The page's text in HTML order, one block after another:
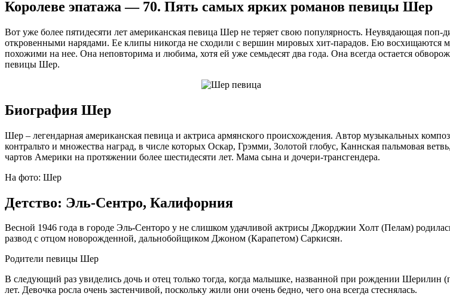
Королеве эпатажа — 70. Пять самых ярких романов певицы Шер
Вот уже более пятидесяти лет американская певица Шер не теряет свою популярность. Неувядающая
откровенными нарядами. Ее клипы никогда не сходили с вершин мировых хит-парадов. Ею восхищаются
похожими на нее. Она неповторима и любима, хотя ей уже семьдесят два года. Она всегда остается
певицы Шер.
Биография Шер
Шер – легендарная американская певица и актриса армянского происхождения. Автор музыкальных
контральто и множества наград, в числе которых Оскар, Грэмми, Золотой глобус, Каннская пальмовая
чартов Америки на протяжении более шестидесяти лет. Мама сына и дочери-трансгендера.
На фото: Шер
Детство: Эль-Сентро, Калифорния
Весной 1946 года в городе Эль-Сенторо у не слишком удачливой актрисы Джорджии Холт (Пелам)
развод с отцом новорожденной, дальнобойщиком Джоном (Карапетом) Саркисян.
Родители певицы Шер
В следующий раз увиделись дочь и отец только тогда, когда малышке, названной при рождении
лет. Девочка росла очень застенчивой, поскольку жили они очень бедно, чего она всегда стеснялась.